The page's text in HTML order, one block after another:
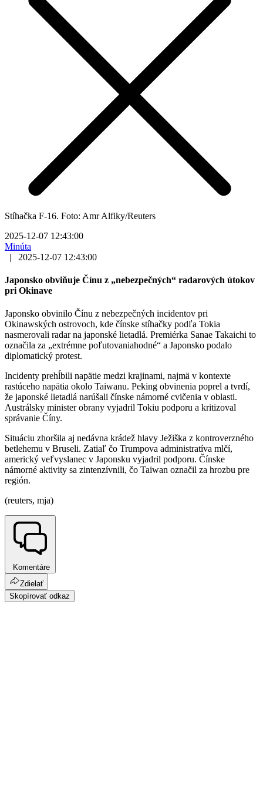
Stíhačka F-16. Foto: Amr Alfiky/Reuters
2025-12-07 12:43:00
Minúta
|
2025-12-07 12:43:00
Japonsko obviňuje Čínu z „nebezpečných“ radarových útokov
pri Okinave
Japonsko obvinilo Čínu z nebezpečných incidentov pri
Okinawských ostrovoch, kde čínske stíhačky podľa Tokia
nasmerovali radar na japonské lietadlá. Premiérka Sanae Takaichi to
označila za „extrémne poľutovaniahodné“ a Japonsko podalo
diplomatický protest.
Incidenty prehĺbili napätie medzi krajinami, najmä v kontexte
rastúceho napätia okolo Taiwanu. Peking obvinenia poprel a tvrdí,
že japonské lietadlá narúšali čínske námorné cvičenia v oblasti.
Austrálsky minister obrany vyjadril Tokiu podporu a kritizoval
správanie Číny.
Situáciu zhoršila aj nedávna krádež hlavy Ježiška z kontroverzného
betlehemu v Bruseli. Zatiaľ čo Trumpova administratíva mlčí,
americký veľvyslanec v Japonsku vyjadril podporu. Čínske
námorné aktivity sa zintenzívnili, čo Taiwan označil za hrozbu pre
región.
(reuters, mja)
Komentáre
Zdielať
Skopírovať odkaz